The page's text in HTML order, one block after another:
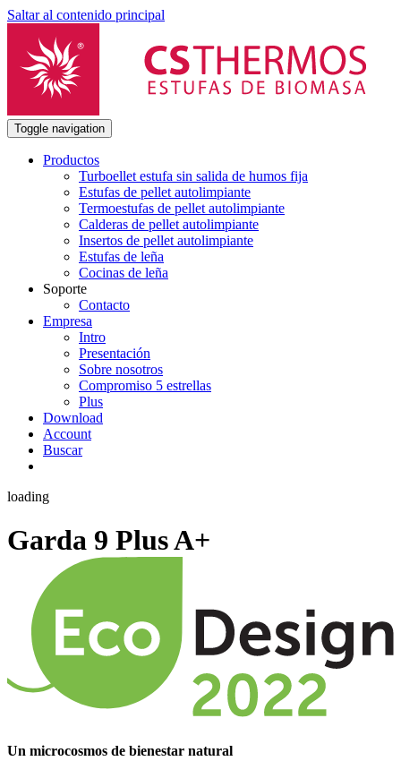
Saltar al contenido principal
Toggle navigation
Productos
Turboellet estufa sin salida de humos fija
Estufas de pellet autolimpiante
Termoestufas de pellet autolimpiante
Calderas de pellet autolimpiante
Insertos de pellet autolimpiante
Estufas de leña
Cocinas de leña
Soporte
Contacto
Empresa
Intro
Presentación
Sobre nosotros
Compromiso 5 estrellas
Plus
Download
Account
Buscar
loading
Garda 9 PlusA+
Un microcosmos de bienestar natural